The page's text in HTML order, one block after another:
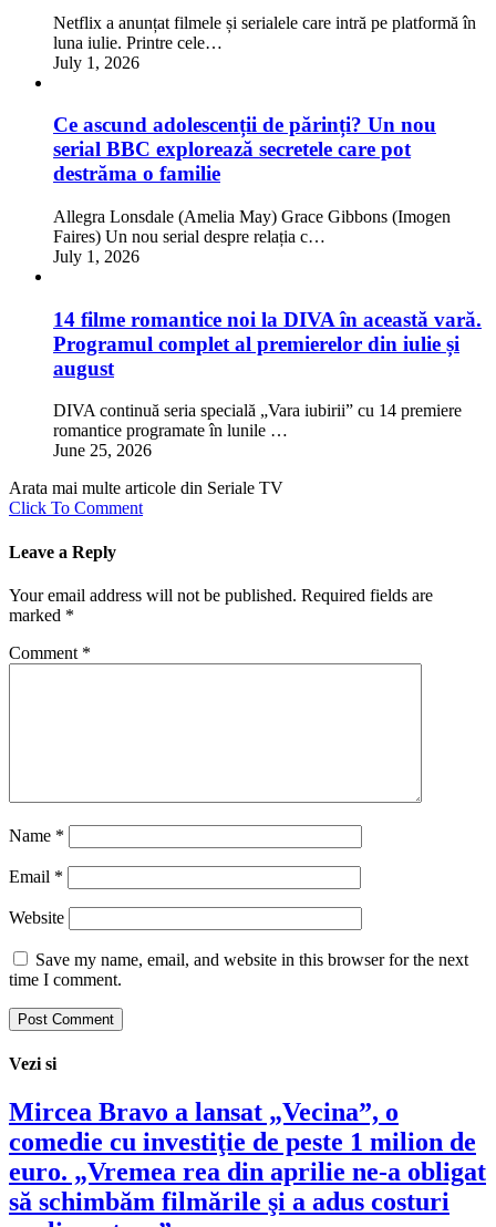
Netflix a anunțat filmele și serialele care intră pe platformă în
luna iulie. Printre cele…
July 1, 2026
Ce ascund adolescenții de părinți? Un nou
serial BBC explorează secretele care pot
destrăma o familie
Allegra Lonsdale (Amelia May) Grace Gibbons (Imogen
Faires) Un nou serial despre relația c…
July 1, 2026
14 filme romantice noi la DIVA în această vară.
Programul complet al premierelor din iulie și
august
DIVA continuă seria specială „Vara iubirii” cu 14 premiere
romantice programate în lunile …
June 25, 2026
Arata mai multe articole din Seriale TV
Click To Comment
Leave a Reply
Your email address will not be published. Required fields are
marked *
Comment *
Name *
Email *
Website
Save my name, email, and website in this browser for the next
time I comment.
Vezi si
Mircea Bravo a lansat „Vecina”, o
comedie cu investiţie de peste 1 milion de
euro. „Vremea rea din aprilie ne-a obligat
să schimbăm filmările şi a adus costuri